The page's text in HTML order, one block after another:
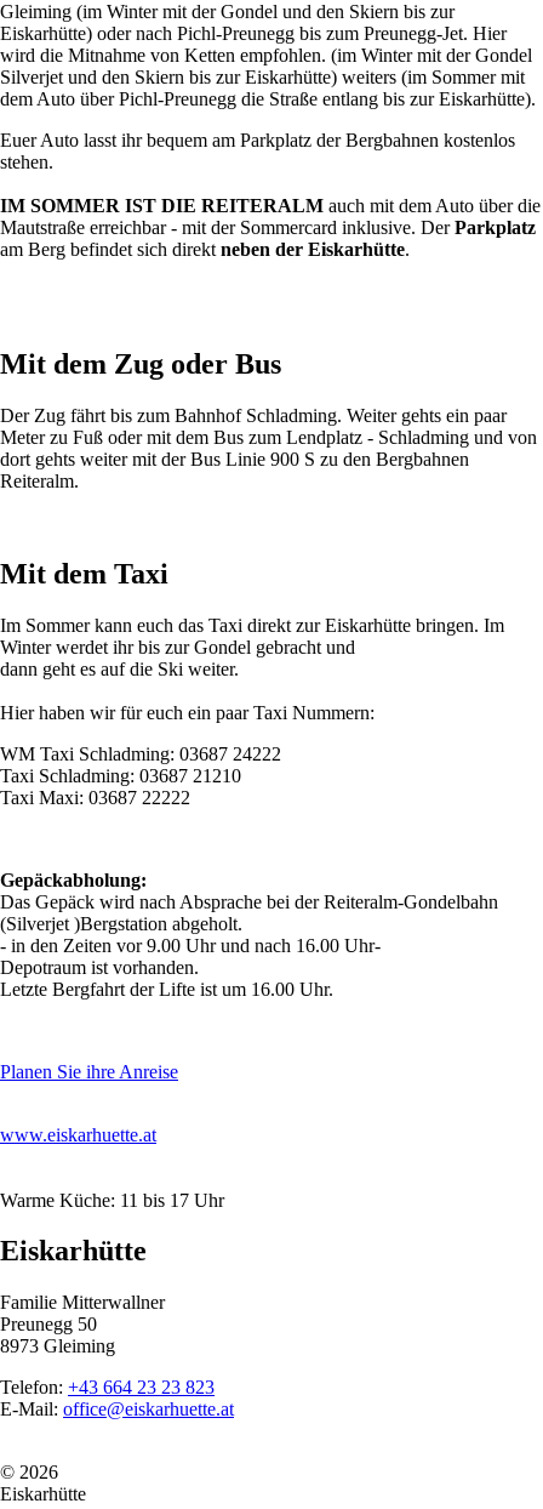
Gleiming (im Winter mit der Gondel und den Skiern bis zur
Eiskarhütte) oder nach Pichl-Preunegg bis zum Preunegg-Jet. Hier
wird die Mitnahme von Ketten empfohlen. (im Winter mit der Gondel
Silverjet und den Skiern bis zur Eiskarhütte) weiters (im Sommer mit
dem Auto über Pichl-Preunegg die Straße entlang bis zur Eiskarhütte).
Euer Auto lasst ihr bequem am Parkplatz der Bergbahnen kostenlos
stehen.
IM SOMMER IST DIE REITERALM auch mit dem Auto über die
Mautstraße erreichbar - mit der Sommercard inklusive. DerParkplatz
am Berg befindet sich direkt neben der Eiskarhütte.
Mit dem Zug oder Bus
Der Zug fährt bis zum Bahnhof Schladming. Weiter gehts ein paar
Meter zu Fuß oder mit dem Bus zum Lendplatz - Schladming und von
dort gehts weiter mit der Bus Linie 900 S zu den Bergbahnen
Reiteralm.
Mit dem Taxi
Im Sommer kann euch das Taxi direkt zur Eiskarhütte bringen. Im
Winter werdet ihr bis zur Gondel gebracht und
dann geht es auf die Ski weiter.
Hier haben wir für euch ein paar Taxi Nummern:
WM Taxi Schladming: 03687 24222
Taxi Schladming: 03687 21210
Taxi Maxi: 03687 22222
Gepäckabholung:
Das Gepäck wird nach Absprache bei der Reiteralm-Gondelbahn
(Silverjet )Bergstation abgeholt.
- in den Zeiten vor 9.00 Uhr und nach 16.00 Uhr-
Depotraum ist vorhanden.
Letzte Bergfahrt der Lifte ist um 16.00 Uhr.
Planen Sie ihre Anreise
www.eiskarhuette.at
Warme Küche: 11 bis 17 Uhr
Eiskarhütte
Familie Mitterwallner
Preunegg 50
8973 Gleiming
Telefon: +43 664 23 23 823
E-Mail: office@eiskarhuette.at
© 2026
Eiskarhütte